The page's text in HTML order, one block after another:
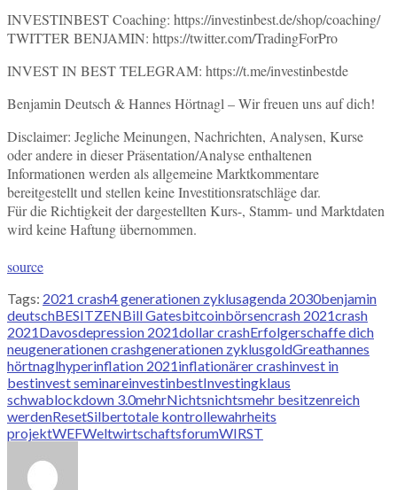
INVESTINBEST Coaching: https://investinbest.de/shop/coaching/
TWITTER BENJAMIN: https://twitter.com/TradingForPro
INVEST IN BEST TELEGRAM: https://t.me/investinbestde
Benjamin Deutsch & Hannes Hörtnagl – Wir freuen uns auf dich!
Disclaimer: Jegliche Meinungen, Nachrichten, Analysen, Kurse
oder andere in dieser Präsentation/Analyse enthaltenen
Informationen werden als allgemeine Marktkommentare
bereitgestellt und stellen keine Investitionsratschläge dar.
Für die Richtigkeit der dargestellten Kurs-, Stamm- und Marktdaten
wird keine Haftung übernommen.
source
Tags: 2021 crash4 generationen zyklusagenda 2030benjamin
deutschBESITZENBill Gatesbitcoinbörsencrash 2021crash
2021Davosdepression 2021dollar crashErfolgerschaffe dich
neugenerationen crashgenerationen zyklusgoldGreathannes
hörtnaglhyperinflation 2021inflationärer crashinvest in
bestinvest seminareinvestinbestInvestingklaus
schwablockdown 3.0mehrNichtsnichtsmehr besitzenreich
werdenResetSilbertotale kontrollewahrheits
projektWEFWeltwirtschaftsforumWIRST